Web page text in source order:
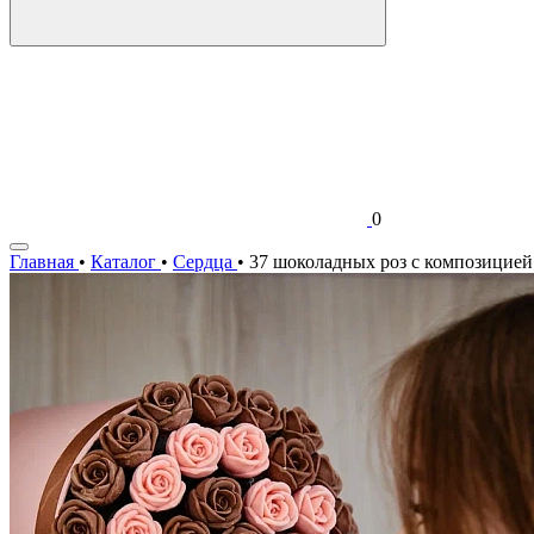
0
Главная • Каталог • Сердца • 37 шоколадных роз с